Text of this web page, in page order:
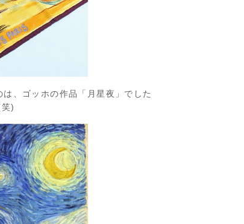
、ゴッホの作品「月星夜」でした
)